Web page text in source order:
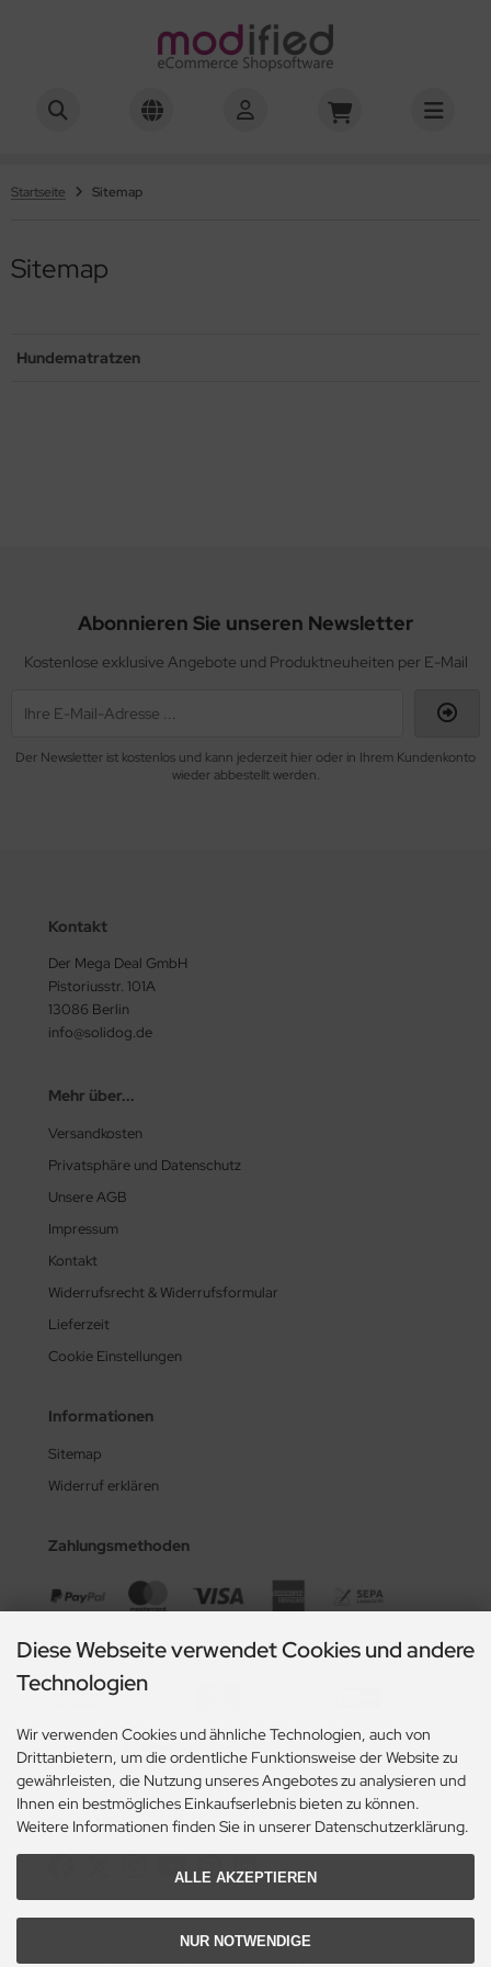
Startseite Sitemap
Sitemap
Hundematratzen
Abonnieren Sie unseren Newsletter
Kostenlose exklusive Angebote und Produktneuheiten per E-Mail
Der Newsletter ist kostenlos und kann jederzeit hier oder in Ihrem Kundenkonto
wieder abbestellt werden.
Kontakt
Der Mega Deal GmbH
Pistoriusstr. 101A
13086 Berlin
info@solidog.de
Mehr über...
Versandkosten
Privatsphäre und Datenschutz
Unsere AGB
Impressum
Kontakt
Widerrufsrecht & Widerrufsformular
Lieferzeit
Cookie Einstellungen
Informationen
Sitemap
Widerruf erklären
Zahlungsmethoden
Social Media
Alle Preise inkl. gesetzl. MwSt. zzgl.Versandkosten. Die durchgestrichenen Preise
Diese Webseite verwendet Cookies und andere
Technologien
Wir verwenden Cookies und ähnliche Technologien, auch von
Drittanbietern, um die ordentliche Funktionsweise der Website zu
gewährleisten, die Nutzung unseres Angebotes zu analysieren und
Ihnen ein bestmögliches Einkaufserlebnis bieten zu können.
Weitere Informationen finden Sie in unserer Datenschutzerklärung.
ALLE AKZEPTIEREN
NUR NOTWENDIGE